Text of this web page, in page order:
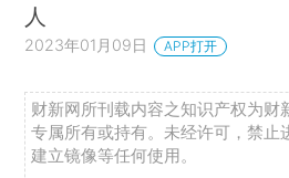
人
2023年01月09日 APP打开
财新网所刊载内容之知识产权为财
专属所有或持有。未经许可，禁止
建立镜像等任何使用。